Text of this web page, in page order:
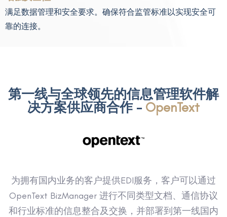
满足数据管理和安全要求。确保符合监管标准以实现安全可
靠的连接。
第一线与全球领先的信息管理软件解
决方案供应商合作 - OpenText
为拥有国内业务的客户提供EDI服务，客户可以通过
OpenText BizManager 进行不同类型文档、通信协议
和行业标准的信息整合及交换，并部署到第一线国内